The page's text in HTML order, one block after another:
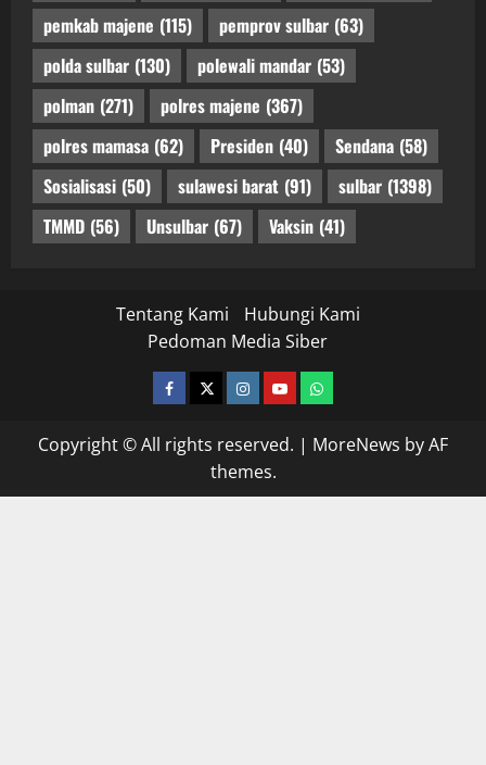
pemkab majene (115) pemprov sulbar (63)
polda sulbar (130) polewali mandar (53)
polman (271) polres majene (367)
polres mamasa (62) Presiden (40) Sendana (58)
Sosialisasi (50) sulawesi barat (91) sulbar (1398)
TMMD (56) Unsulbar (67) Vaksin (41)
Tentang Kami
Hubungi Kami
Pedoman Media Siber
facebooktwitterinstagram.com
youtubewhatsapp
Copyright © All rights reserved. | MoreNews by AF
themes.